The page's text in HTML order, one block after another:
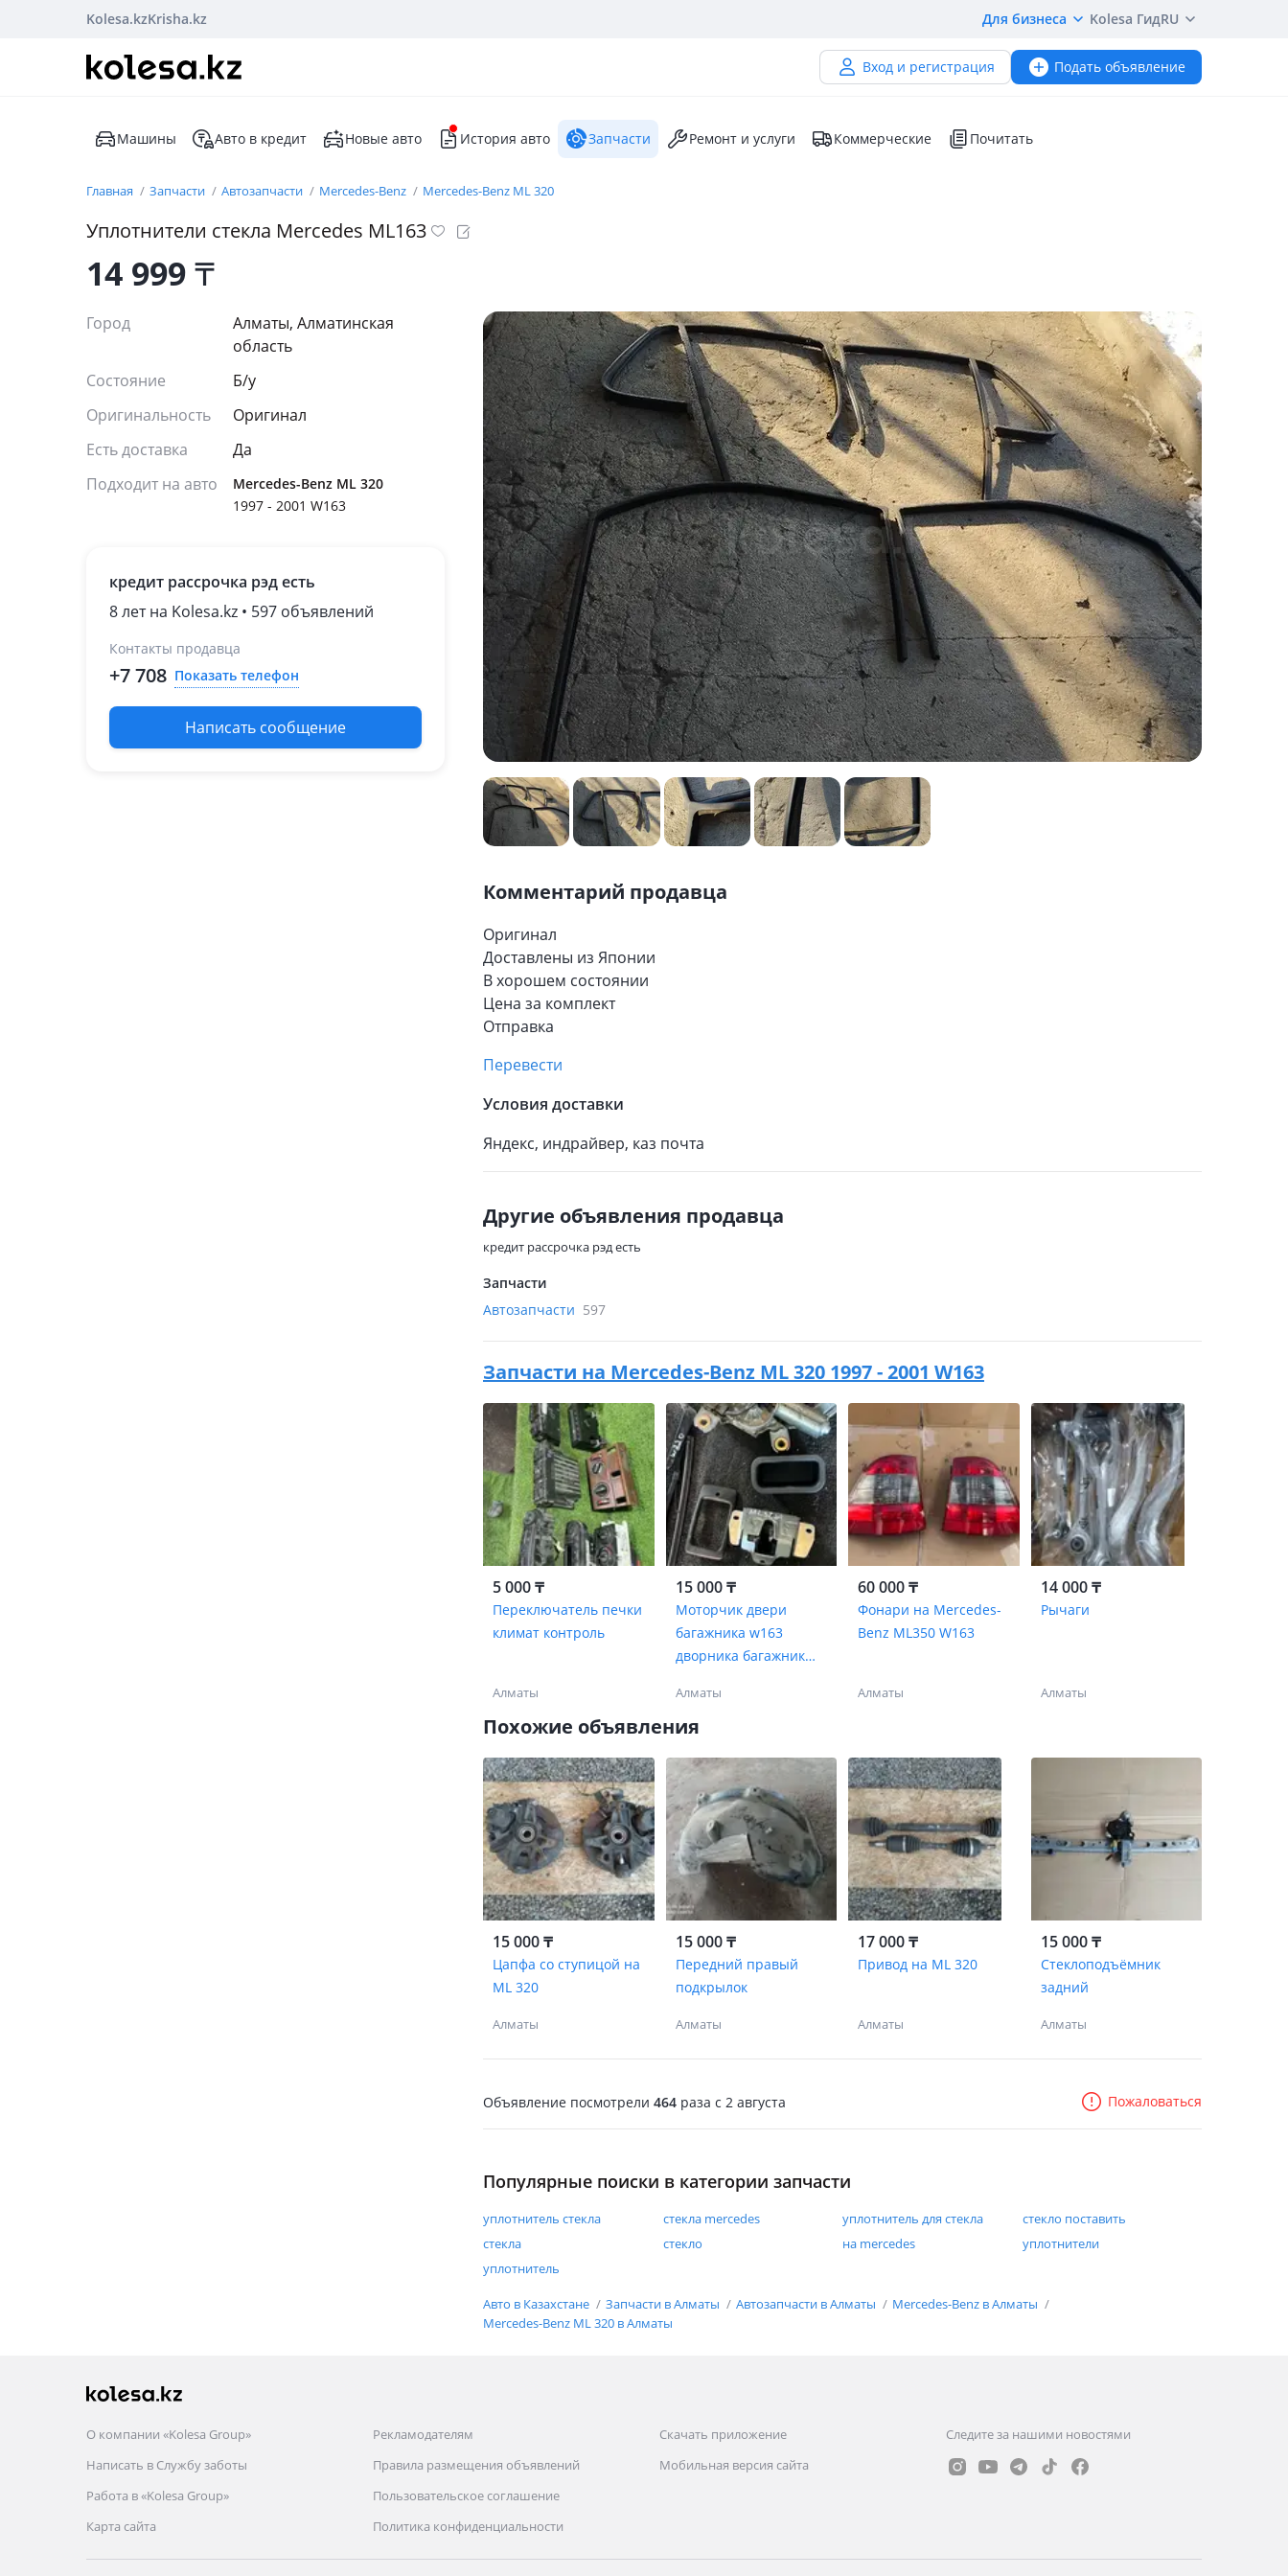
Kolesa.kzKrisha.kz Для бизнеса Kolesa ГидRU
Вход и регистрация Подать объявление
Машины Авто в кредит Новые авто История авто Запчасти Ремонт и услуги Коммерческие Почитать
Главная Запчасти Автозапчасти Mercedes-Benz Mercedes-Benz ML 320
Уплотнители стекла Mercedes ML163
14 999₸
Город
Алматы, Алматинская
область
Состояние
Б/y
Оригинальность
Оригинал
Есть доставка
Да
Подходит на авто
Mercedes-Benz ML 320
1997 - 2001 W163
кредит рассрочка рэд есть
8 лет на Kolesa.kz • 597 объявлений
Контакты продавца
+7 708 Показать телефон
Написать сообщение
Комментарий продавца
Оригинал
Доставлены из Японии
В хорошем состоянии
Цена за комплект
Отправка
Перевести
Условия доставки
Яндекс, индрайвер, каз почта
Другие объявления продавца
кредит рассрочка рэд есть
Запчасти
Автозапчасти 597
Запчасти на Mercedes-Benz ML 320 1997 - 2001 W163
5 000 ₸
Переключатель печки
климат контроль
Алматы
15 000 ₸
Моторчик двери
багажника w163
дворника багажник
Алматы
60 000 ₸
Фонари на Mercedes-
Benz ML350 W163
Алматы
14 000 ₸
Рычаги
Алматы
Похожие объявления
15 000 ₸
Цапфа со ступицой на
ML 320
Алматы
15 000 ₸
Передний правый
подкрылок
Алматы
17 000 ₸
Привод на ML 320
Алматы
15 000 ₸
Стеклоподъёмник
задний
Алматы
Объявление посмотрели 464 раза c 2 августа Пожаловаться
Популярные поиски в категории запчасти
уплотнитель стекла стекла mercedes уплотнитель для стекла
стекло поставить
стекла
стекло на mercedes
уплотнители
уплотнитель
Авто в Казахстане Запчасти в Алматы Автозапчасти в Алматы
Mercedes-Benz в Алматы
Mercedes-Benz ML 320 в Алматы
О компании «Kolesa Group»
Написать в Службу заботы
Работа в «Kolesa Group»
Карта сайта
Рекламодателям
Правила размещения объявлений
Пользовательское соглашение
Политика конфиденциальности
Скачать приложение
Мобильная версия сайта
Следите за нашими новостями